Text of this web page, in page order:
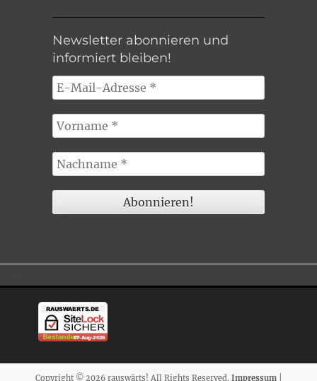
Newsletter abonnieren und
informiert bleiben!
Copyright © 2026 rauswärts! All Rights Reserved. Impressum|